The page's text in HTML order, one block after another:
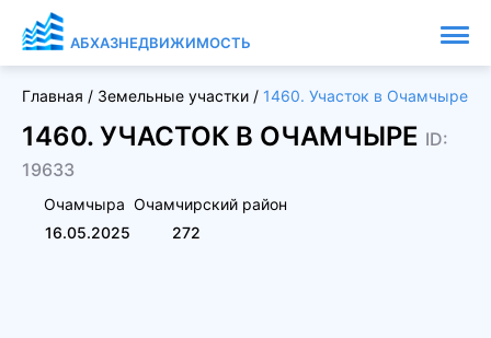
АБХАЗНЕДВИЖИМОСТЬ
Главная / Земельные участки / 1460. Участок в Очамчыре
1460. УЧАСТОК В ОЧАМЧЫРЕ ID:
19633
Очамчыра Очамчирский район
16.05.2025
272